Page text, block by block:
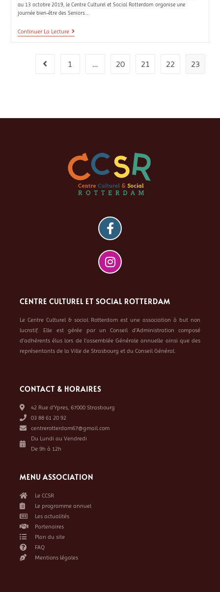
au 13 octobre 2019, le Centre Culturel et Social Rotterdam organise une
journée bien-être des Seniors…
Continuer La Lecture
1 … 20 21 22 23
CENTRE CULTUREL ET SOCIAL ROTTERDAM
Le Centre Culturel & social Rotterdam est une association à but non
lucratif. Elle est gérée par un Conseil d’Administration composé
d’adhérents élus lors de l’assemblée Générale annuelle ainsi que des
représentants de la Ville de Strasbourg et du Conseil Général.
CONTACT & HORAIRES
42 Rue d’Ypres, 67000 Strasbourg
03 88 61 20 92
centrerotterdam67@gmail.com
Du Lundi au Vendredi
De 9h à 12h
MENU ASSOCIATION
Le CCSR
Le programme annuel
Les actualités
Partenaires
Plan du site
FAQ
Mentions légales